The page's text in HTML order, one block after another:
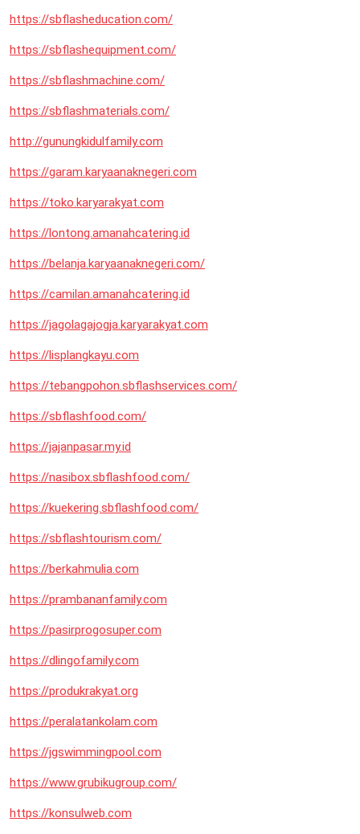
https://sbflasheducation.com/
https://sbflashequipment.com/
https://sbflashmachine.com/
https://sbflashmaterials.com/
http://gunungkidulfamily.com
https://garam.karyaanaknegeri.com
https://toko.karyarakyat.com
https://lontong.amanahcatering.id
https://belanja.karyaanaknegeri.com/
https://camilan.amanahcatering.id
https://jagolagajogja.karyarakyat.com
https://lisplangkayu.com
https://tebangpohon.sbflashservices.com/
https://sbflashfood.com/
https://jajanpasar.my.id
https://nasibox.sbflashfood.com/
https://kuekering.sbflashfood.com/
https://sbflashtourism.com/
https://berkahmulia.com
https://prambananfamily.com
https://pasirprogosuper.com
https://dlingofamily.com
https://produkrakyat.org
https://peralatankolam.com
https://jgswimmingpool.com
https://www.grubikugroup.com/
https://konsulweb.com